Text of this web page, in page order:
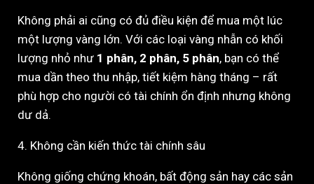
Không phải ai cũng có đủ điều kiện để mua một lúc
một lượng vàng lớn. Với các loại vàng nhẫn có khối
lượng nhỏ như 1 phân, 2 phân, 5 phân, bạn có thể
mua dần theo thu nhập, tiết kiệm hàng tháng – rất
phù hợp cho người có tài chính ổn định nhưng không
dư dả.
4. Không cần kiến thức tài chính sâu
Không giống chứng khoán, bất động sản hay các sản